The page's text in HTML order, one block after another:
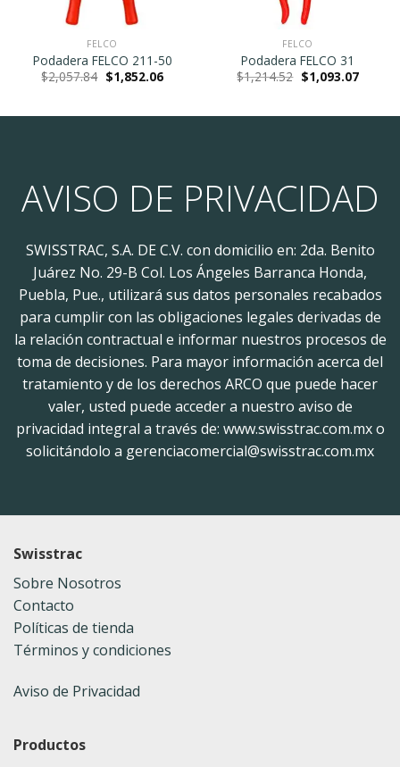
FELCO
Podadera FELCO 211-50
$2,057.84 Original
price
$1,852.06Current
price
FELCO
Podadera FELCO 31
$1,214.52 Original
price
$1,093.07Current
AVISO DE PRIVACIDAD
SWISSTRAC, S.A. DE C.V. con domicilio en: 2da. Benito
Juárez No. 29-B Col. Los Ángeles Barranca Honda,
Puebla, Pue., utilizará sus datos personales recabados
para cumplir con las obligaciones legales derivadas de
la relación contractual e informar nuestros procesos de
toma de decisiones. Para mayor información acerca del
tratamiento y de los derechos ARCO que puede hacer
valer, usted puede acceder a nuestro aviso de
privacidad integral a través de: www.swisstrac.com.mx o
solicitándolo a gerenciacomercial@swisstrac.com.mx
Swisstrac
Sobre Nosotros
Contacto
Políticas de tienda
Términos y condiciones
Aviso de Privacidad
Productos